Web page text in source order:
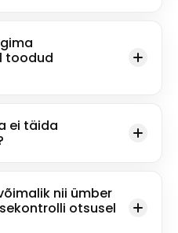
toodud
ei täida
nii ümber
otsusel